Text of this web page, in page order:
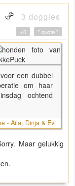
3 doggies
" quote "
+0
een dubbel
om haar
ochtend
- Aila, Dinja & Evi
Maar gelukkig